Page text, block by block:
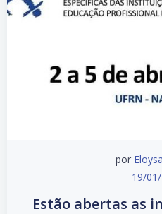
por
19/
Estão abertas as